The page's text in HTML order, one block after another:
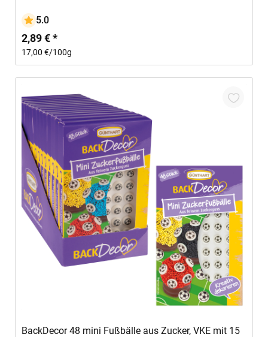
5.0
2,89 € *
17,00 €/100g
In den Warenkorb
BackDecor 48 mini Fußbälle aus Zucker, VKE mit 15